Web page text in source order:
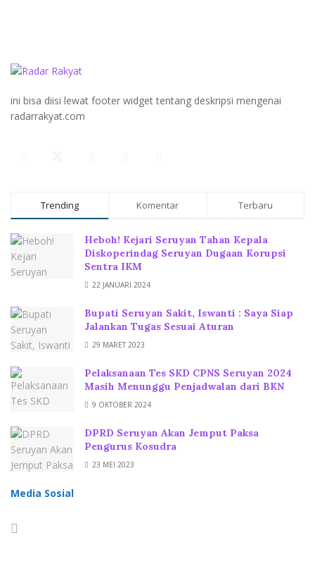
ini bisa diisi lewat footer widget tentang deskripsi mengenai
radarrakyat.com
Trending Komentar Terbaru
Heboh! Kejari Seruyan Tahan Kepala
Diskoperindag Seruyan Dugaan Korupsi
Sentra IKM
22 JANUARI 2024
Bupati Seruyan Sakit, Iswanti : Saya Siap
Jalankan Tugas Sesuai Aturan
29 MARET 2023
Pelaksanaan Tes SKD CPNS Seruyan 2024
Masih Menunggu Penjadwalan dari BKN
9 OKTOBER 2024
DPRD Seruyan Akan Jemput Paksa
Pengurus Kosudra
23 MEI 2023
Media Sosial